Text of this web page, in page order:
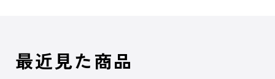
最近見た商品